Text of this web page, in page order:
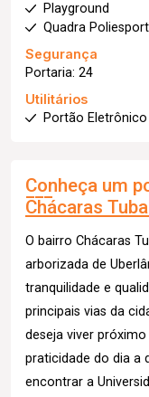
Playground
Quadra
Segurança
Portaria: 24
Utilitários
Portão Eletrônico
Conheça um
Chácaras
O bairro Chácaras
arborizada de
tranquilidade e
principais vias da
deseja viver
praticidade do dia a
encontrar a